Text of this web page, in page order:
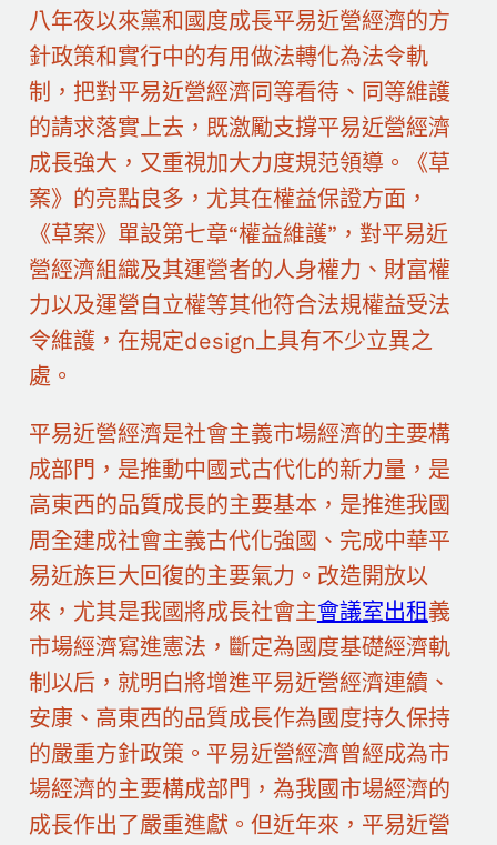
八年夜以來黨和國度成長平易近營經濟的方
針政策和實行中的有用做法轉化為法令軌
制，把對平易近營經濟同等看待、同等維護
的請求落實上去，既激勵支撐平易近營經濟
成長強大，又重視加大力度規范領導。《草
案》的亮點良多，尤其在權益保證方面，
《草案》單設第七章“權益維護”，對平易近
營經濟組織及其運營者的人身權力、財富權
力以及運營自立權等其他符合法規權益受法
令維護，在規定design上具有不少立異之
處。
平易近營經濟是社會主義市場經濟的主要構
成部門，是推動中國式古代化的新力量，是
高東西的品質成長的主要基本，是推進我國
周全建成社會主義古代化強國、完成中華平
易近族巨大回復的主要氣力。改造開放以
來，尤其是我國將成長社會主會議室出租 義
市場經濟寫進憲法，斷定為國度基礎經濟軌
制以后，就明白將增進平易近營經濟連續、
安康、高東西的品質成長作為國度持久保持
的嚴重方針政策。平易近營經濟曾經成為市
場經濟的主要構成部門，為我國市場經濟的
成長作出了嚴重進獻。但近年來，平易近營